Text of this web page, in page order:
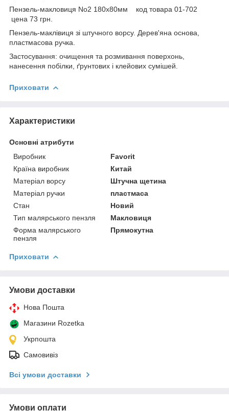
Пензель-макловиця No2 180х80мм код товара 01-702
цена 73 грн.
Пензель-маклівиця зі штучного ворсу. Дерев'яна основа,
пластмасова ручка.
Застосування: очищення та розмивання поверхонь,
нанесення побілки, ґрунтових і клейових сумішей.
Приховати
Характеристики
Основні атрибути
Виробник
Favorit
Країна виробник
Китай
Матеріал ворсу
Штучна щетина
Матеріал ручки
пластмаса
Стан
Новий
Тип малярського пензля
Макловиця
Форма малярського
пензля
Прямокутна
Приховати
Умови доставки
Нова Пошта
Магазини Rozetka
Укрпошта
Самовивіз
Всі умови доставки
Умови оплати